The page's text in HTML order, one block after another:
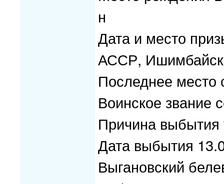
н
Дата и место
АССР,
Последнее место
Воинское звание
Причина выбытия
Дата выбытия
Выгановский